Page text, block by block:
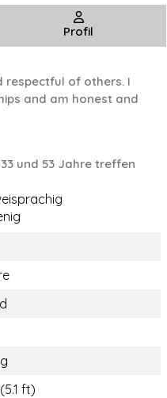
Profil
of others. I
and am honest and
und 53 Jahre treffen
ft)